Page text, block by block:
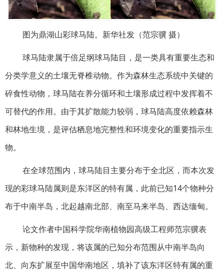
图为鼎湖山彩球马陆。新华社发（范宗骥 摄）
球马陆隶属于倍足纲球马陆目，是一类具有重要生态和
分类学意义的土壤无脊椎动物。作为森林生态系统中关键的
碎食性动物，球马陆在养分循环和土壤形成过程中发挥着不
可替代的作用。由于其扩散能力较弱，球马陆高度依赖森林
和林地生境，是评估栖息地完整性和环境变化的重要指示生
物。
在全球范围内，球马陆目主要分布于全北区，而本次发
现的彩球马陆属则是东洋区的特有属，此前已知14个物种分
布于中南半岛，北起越南北部、南至马来半岛、西达缅甸。
论文作者中国科学院华南植物园高级工程师范宗骥表
示，新物种的发现，将该属的已知分布范围从中南半岛向
北、向东扩展至中国华南地区，填补了该东洋区特有属的重